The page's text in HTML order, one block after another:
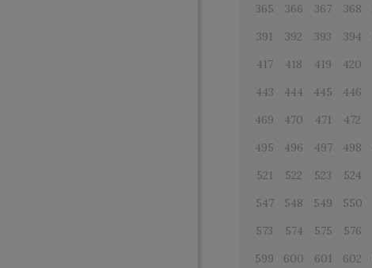
365
366 367 368
391
392 393 394
417
418 419 420
443
444 445 446
469
470 471 472
495
496 497 498
521
522 523 524
547
548 549 550
573
574 575 576
599
600 601 602